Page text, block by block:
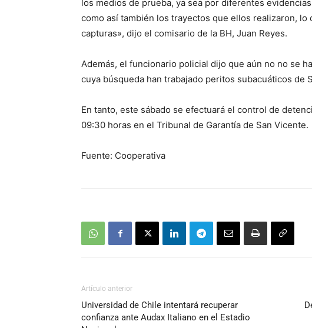
los medios de prueba, ya sea por diferentes
como así también los trayectos que ellos realizaron, lo
capturas», dijo el comisario de la BH, Juan Reyes.
Además, el funcionario policial dijo que aún no no se
cuya búsqueda han trabajado peritos subacuáticos de
En tanto, este sábado se efectuará el control de
09:30 horas en el Tribunal de Garantía de San Vicente.
Fuente: Cooperativa
Artículo anterior
Universidad de Chile intentará recuperar
confianza ante Audax Italiano en el Estadio